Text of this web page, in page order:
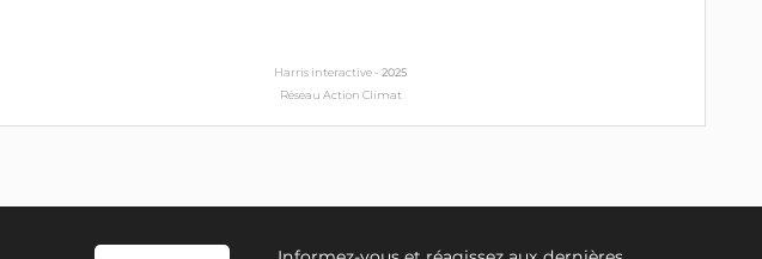
Harris interactive - 2025
Réseau Action Climat